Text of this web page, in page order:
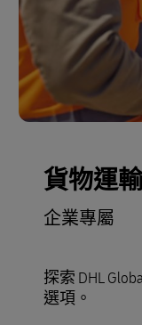
貨物運輸
企業專屬
探索 DHL
選項。